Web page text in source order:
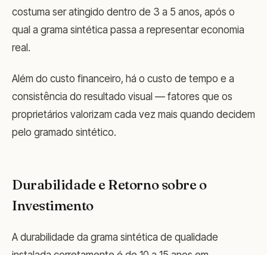
costuma ser atingido dentro de 3 a 5 anos, após o
qual a grama sintética passa a representar economia
real.
Além do custo financeiro, há o custo de tempo e a
consistência do resultado visual — fatores que os
proprietários valorizam cada vez mais quando decidem
pelo gramado sintético.
Durabilidade e Retorno sobre o
Investimento
A durabilidade da grama sintética de qualidade